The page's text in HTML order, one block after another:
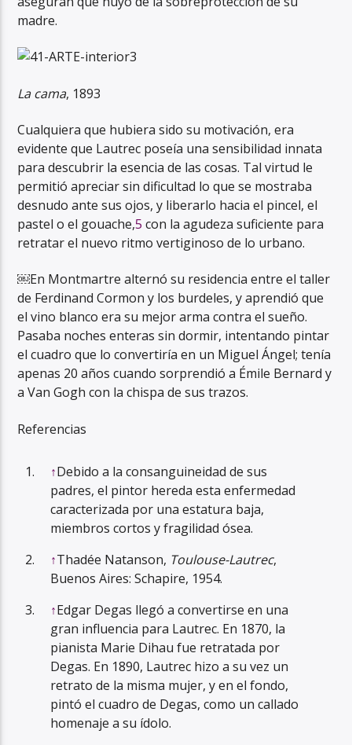
madre.
La cama, 1893
Cualquiera que hubiera sido su motivación, era
evidente que Lautrec poseía una sensibilidad innata
para descubrir la esencia de las cosas. Tal virtud le
permitió apreciar sin dificultad lo que se mostraba
desnudo ante sus ojos, y liberarlo hacia el pincel, el
pastel o el gouache,5 con la agudeza suficiente para
retratar el nuevo ritmo vertiginoso de lo urbano.
￼En Montmartre alternó su residencia entre el taller
de Ferdinand Cormon y los burdeles, y aprendió que
el vino blanco era su mejor arma contra el sueño.
Pasaba noches enteras sin dormir, intentando pintar
el cuadro que lo convertiría en un Miguel Ángel; tenía
apenas 20 años cuando sorprendió a Émile Bernard y
a Van Gogh con la chispa de sus trazos.
Referencias
↑Debido a la consanguineidad de sus
padres, el pintor hereda esta enfermedad
caracterizada por una estatura baja,
miembros cortos y fragilidad ósea.
↑Thadée Natanson, Toulouse-Lautrec,
Buenos Aires: Schapire, 1954.
↑Edgar Degas llegó a convertirse en una
gran influencia para Lautrec. En 1870, la
pianista Marie Dihau fue retratada por
Degas. En 1890, Lautrec hizo a su vez un
retrato de la misma mujer, y en el fondo,
pintó el cuadro de Degas, como un callado
homenaje a su ídolo.